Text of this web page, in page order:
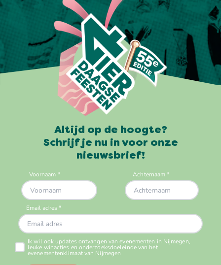
Altijd op de hoogte?
Schrijf je nu in voor onze
nieuwsbrief!